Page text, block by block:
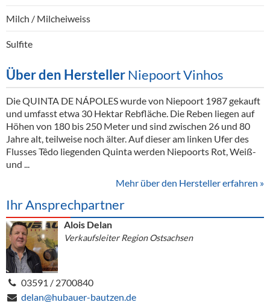
Milch / Milcheiweiss
Sulfite
Über den Hersteller Niepoort Vinhos
Die QUINTA DE NÁPOLES wurde von Niepoort 1987 gekauft
und umfasst etwa 30 Hektar Rebfläche. Die Reben liegen auf
Höhen von 180 bis 250 Meter und sind zwischen 26 und 80
Jahre alt, teilweise noch älter. Auf dieser am linken Ufer des
Flusses Têdo liegenden Quinta werden Niepoorts Rot, Weiß-
und ...
Mehr über den Hersteller erfahren »
Ihr Ansprechpartner
Alois Delan
Verkaufsleiter Region Ostsachsen
03591 / 2700840
delan@hubauer-bautzen.de